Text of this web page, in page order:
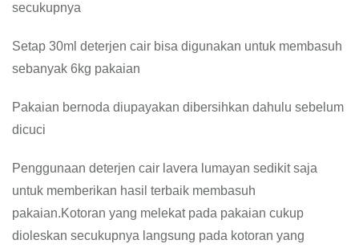
secukupnya
Setap 30ml deterjen cair bisa digunakan untuk membasuh
sebanyak 6kg pakaian
Pakaian bernoda diupayakan dibersihkan dahulu sebelum
dicuci
Penggunaan deterjen cair lavera lumayan sedikit saja
untuk memberikan hasil terbaik membasuh
pakaian.Kotoran yang melekat pada pakaian cukup
dioleskan secukupnya langsung pada kotoran yang